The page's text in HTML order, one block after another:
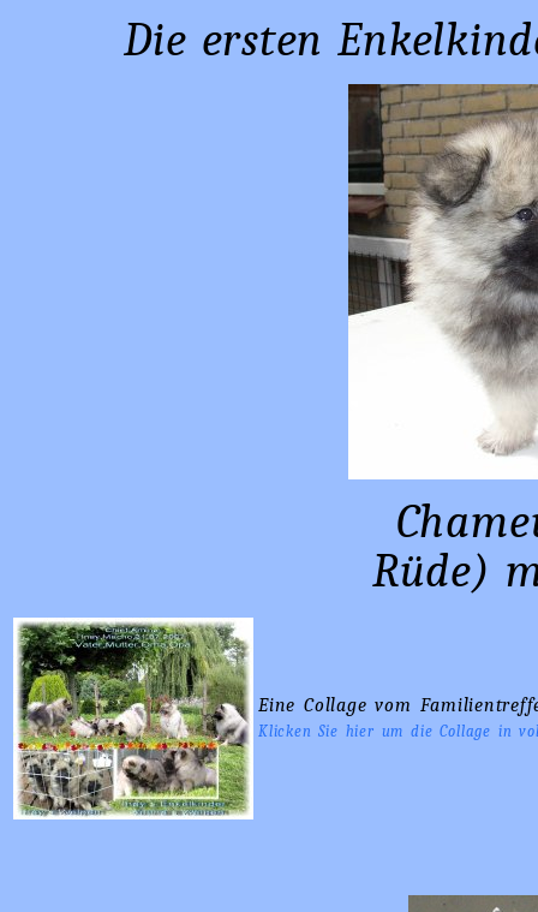
Die ersten
Rüde)
Eine Collage vom
Klicken Sie hier um die Collage in